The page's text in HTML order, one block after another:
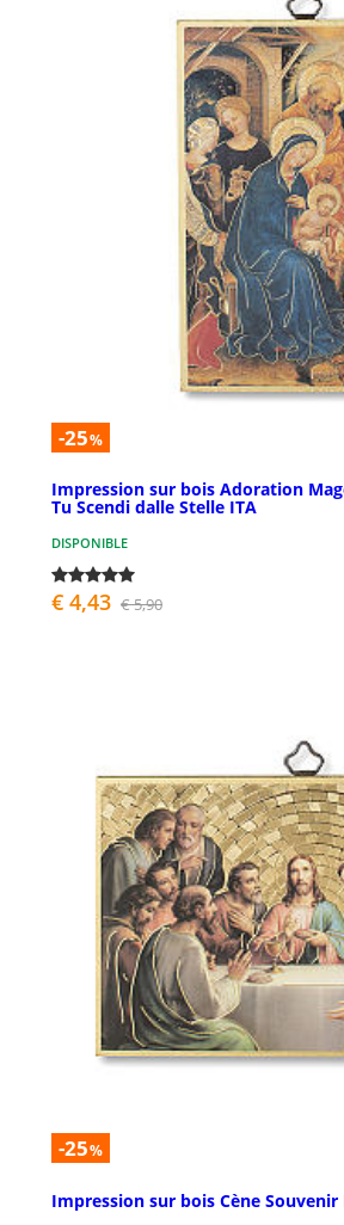
-25%
Impression sur bois Adoration
Tu Scendi dalle Stelle ITA
DISPONIBLE
€ 4,43 € 5,90
-25%
Impression sur bois Cène